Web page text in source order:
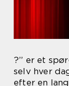
?” er et
selv hver
efter en